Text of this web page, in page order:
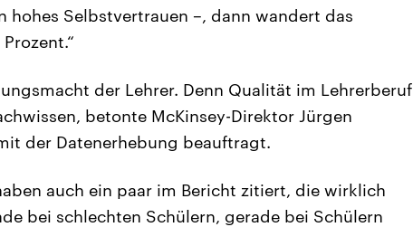
hohes Selbstvertrauen –, dann wandert das
der Lehrer. Denn Qualität im Lehrerberuf
betonte McKinsey-Direktor Jürgen
der Datenerhebung beauftragt.
auch ein paar im Bericht zitiert, die wirklich
bei schlechten Schülern, gerade bei Schülern